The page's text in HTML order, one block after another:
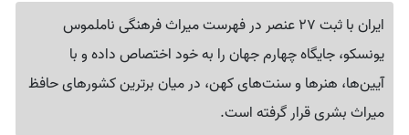
ایران با ثبت 27 عنصر در فهرست میراث فرهنگی ناملموس
یونسکو، جایگاه چهارم جهان را به خود اختصاص داده و با
آیین‌ها، هنرها و سنت‌های کهن، در میان برترین کشورهای حافظ
میراث بشری قرار گرفته است.